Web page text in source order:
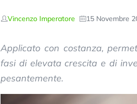
Vincenzo Imperatore 15 Novembre
Applicato con costanza,
fasi di elevata crescita e di
pesantemente.